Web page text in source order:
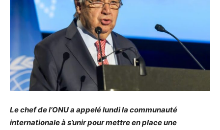
Le chef de l’ONU a appelé lundi la communauté
internationale à s’unir pour mettre en place une